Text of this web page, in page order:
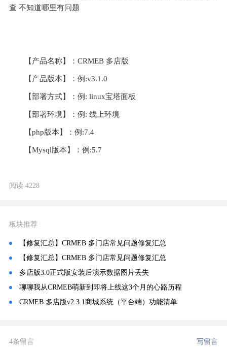
查 不知道哪里有问题
【产品名称】：CRMEB 多店版
【产品版本】：例:v3.1.0
【部署方式】：例: linux宝塔面板
【部署环境】：例: 线上环境
【php版本】：例:7.4
【Mysql版本】：例:5.7
阅读 4228
板块推荐
【修复汇总】CRMEB 多门店常见问题修复汇总
【修复汇总】CRMEB 多门店常见问题修复汇总
多店版3.0正式版安装后演示数据图片丢失
聊聊我从CRMEB萌新到即将上线这3个月的心路历程
CRMEB 多店版v2.3.1商城系统（平台端）功能清单
4条留言 写留言